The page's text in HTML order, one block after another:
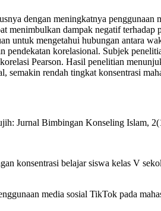
dengan meningkatnya
dampak negatif terhadap
untuk mengetahui hubungan antara
korelasional. Subjek
Pearson. Hasil penelitian
rendah tingkat konsentrasi
Jurnal Bimbingan Konseling Islam,
konsentrasi belajar siswa kelas V
media sosial TikTok pada